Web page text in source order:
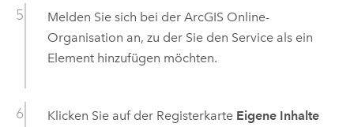
Melden Sie sich bei der ArcGIS Online-
Organisation an, zu der Sie den Service als ein
Element hinzufügen möchten.
Klicken Sie auf der Registerkarte Eigene Inhalte